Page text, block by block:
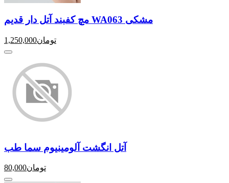
مچ کفبند آتل دار قدیم WA063 مشکی
1,250,000تومان
آتل انگشت آلومینیوم سما طب
80,000تومان